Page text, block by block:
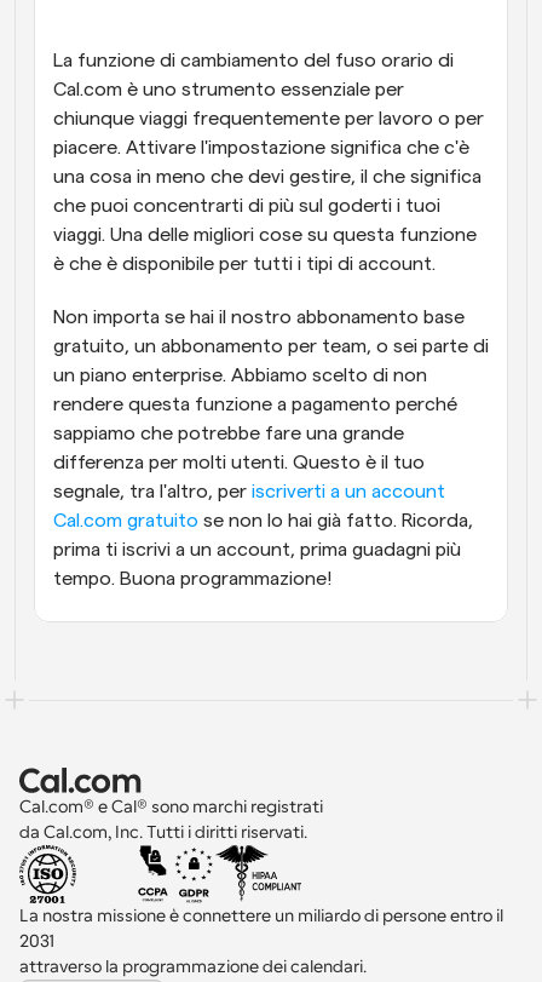
La funzione di cambiamento del fuso orario di
Cal.com è uno strumento essenziale per
chiunque viaggi frequentemente per lavoro o per
piacere. Attivare l'impostazione significa che c'è
una cosa in meno che devi gestire, il che significa
che puoi concentrarti di più sul goderti i tuoi
viaggi. Una delle migliori cose su questa funzione
è che è disponibile per tutti i tipi di account.
Non importa se hai il nostro abbonamento base
gratuito, un abbonamento per team, o sei parte di
un piano enterprise. Abbiamo scelto di non
rendere questa funzione a pagamento perché
sappiamo che potrebbe fare una grande
differenza per molti utenti. Questo è il tuo
segnale, tra l'altro, per iscriverti a un account
Cal.com gratuito se non lo hai già fatto. Ricorda,
prima ti iscrivi a un account, prima guadagni più
tempo. Buona programmazione!
Cal.com® e Cal® sono marchi registrati
da Cal.com, Inc. Tutti i diritti riservati.
La nostra missione è connettere un miliardo di persone entro il
2031
attraverso la programmazione dei calendari.